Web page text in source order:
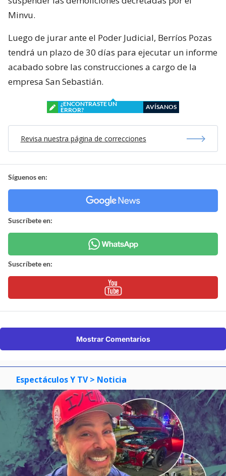
Minvu.
Luego de jurar ante el Poder Judicial, Berríos Pozas
tendrá un plazo de 30 días para ejecutar un informe
acabado sobre las construcciones a cargo de la
empresa San Sebastián.
¿ENCONTRASTE UN
ERROR?
AVÍSANOS
Revisa nuestra página de correcciones
Síguenos en:
Suscríbete en:
Suscríbete en:
Mostrar Comentarios
Espectáculos Y TV > Noticia